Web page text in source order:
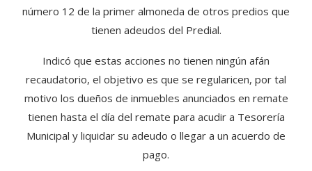
número 12 de la primer almoneda de otros predios que
tienen adeudos del Predial.
Indicó que estas acciones no tienen ningún afán
recaudatorio, el objetivo es que se regularicen, por tal
motivo los dueños de inmuebles anunciados en remate
tienen hasta el día del remate para acudir a Tesorería
Municipal y liquidar su adeudo o llegar a un acuerdo de
pago.